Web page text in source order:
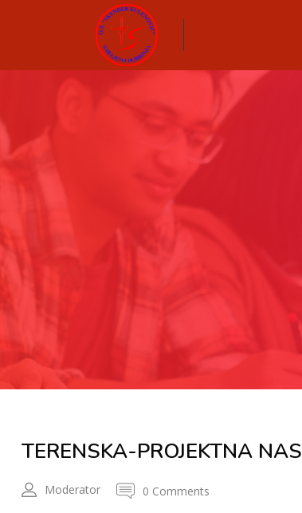
TERENSKA-PROJEKTNA
Moderator 0 Comments